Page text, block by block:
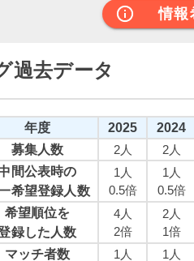
情報
過去データ
年度 2025 2024
募集人数
2人 2人
間公表時の
希望登録人数
1人
0.5倍
1人
0.5倍
希望順位を
録した人数
4人
2倍
2人
1倍
マッチ者数
1人 1人